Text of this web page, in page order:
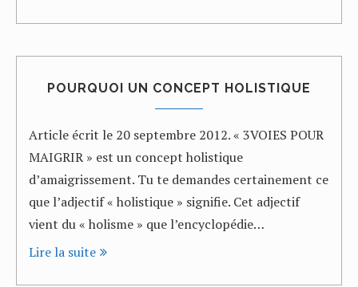
POURQUOI UN CONCEPT HOLISTIQUE
Article écrit le 20 septembre 2012. « 3VOIES POUR
MAIGRIR » est un concept holistique
d’amaigrissement. Tu te demandes certainement ce
que l’adjectif « holistique » signifie. Cet adjectif
vient du « holisme » que l’encyclopédie…
Lire la suite